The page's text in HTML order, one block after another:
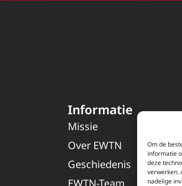
Om de
informatie
deze
verwerken.
nadelige
Informatie
Missie
Over EWTN
Geschiedenis
EWTN-Team